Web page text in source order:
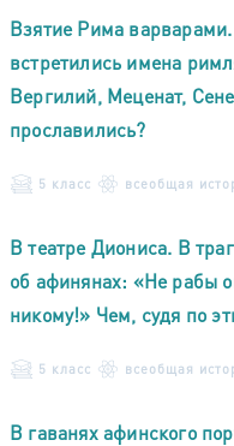
Взятие Рима
встретились имена
Вергилий, Меценат,
прославились?
5 класс всеобщая
В театре Диониса. В
об афинянах: «Не рабы
никому!» Чем, судя по
5 класс всеобщая
В гаванях афинского